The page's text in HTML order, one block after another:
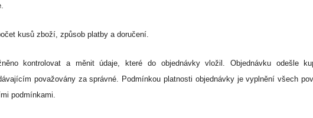
kusů zboží, způsob platby a doručení.
kontrolovat a měnit údaje, které do objednávky vložil. Objednávku odešle
považovány za správné. Podmínkou platnosti objednávky je vyplnění všech
podmínkami.